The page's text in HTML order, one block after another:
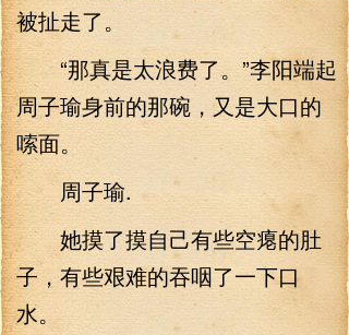
被扯走了。
“那真是太浪费了。”李阳端起
周子瑜身前的那碗，又是大口的
嗦面。
周子瑜.
她摸了摸自己有些空瘪的肚
子，有些艰难的吞咽了一下口
水。